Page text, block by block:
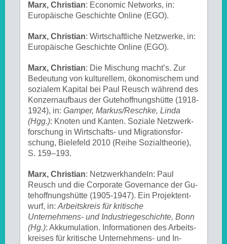
Marx, Christian: Economic Networks, in:
Europäische Geschichte Online (EGO).
Marx, Christian: Wirtschaftliche Netzwerke, in:
Europäische Geschichte Online (EGO).
Marx, Christian: Die Mi­schung macht’s. Zur
Be­deu­tung von kul­tu­rel­lem, öko­no­mi­schem und
so­zia­lem Ka­pi­tal bei Paul Reusch wäh­rend des
Kon­zern­auf­baus der Gu­te­hoff­nungs­hüt­te (1918-
1924), in: Gamper, Markus/Reschke, Linda
(Hgg.): Kno­ten und Kan­ten. So­zia­le Netz­werk­
for­schung in Wirt­schafts- und Mi­gra­ti­ons­for­
schung, Bielefeld 2010 (Reihe So­zi­al­theo­rie),
S. 159–193.
Marx, Christian: Netz­werk­han­deln: Paul
Reusch und die Cor­po­ra­te Go­ver­nan­ce der Gu­
te­hoff­nungs­hüt­te (1905-1947). Ein Pro­jekt­ent­
wurf, in: Arbeitskreis für kritische
Unternehmens- und Industriegeschichte, Bonn
(Hg.): Ak­ku­mu­la­ti­on. In­for­ma­tio­nen des Ar­beits­
krei­ses für kri­ti­sche Un­ter­neh­mens- und In­